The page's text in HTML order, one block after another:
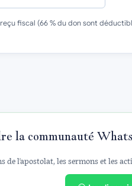
fiscal (66 % du don sont
la communauté
de l'apostolat, les sermons et les